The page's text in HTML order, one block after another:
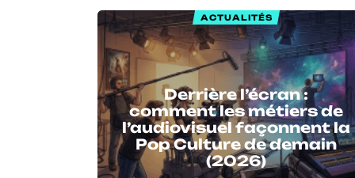
ACTUALITÉS
Derrière l’écran :
comment les métiers de
l’audiovisuel façonnent la
Pop Culture de demain
(2026)